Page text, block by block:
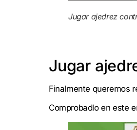
Jugar ajedrez
Jugar
Finalmente queremos
Comprobadlo en este